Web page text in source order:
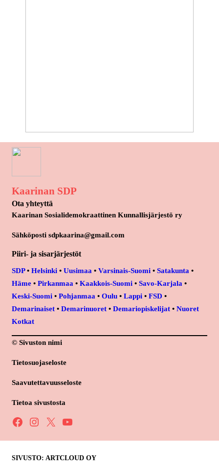
Kaarinan SDP
Ota yhteyttä
Kaarinan Sosialidemokraattinen Kunnallisjärjestö ry
Sähköposti sdpkaarina@gmail.com
Piiri- ja sisarjärjestöt
SDP• Helsinki • Uusimaa • Varsinais-Suomi • Satakunta •
Häme • Pirkanmaa • Kaakkois-Suomi • Savo-Karjala •
Keski-Suomi • Pohjanmaa • Oulu • Lappi • FSD •
Demarinaiset • Demarinuoret • Demariopiskelijat • Nuoret
Kotkat
© Sivuston nimi
Tietosuojaseloste
Saavutettavuusseloste
Tietoa sivustosta
Facebook Instagram X YouTube
SIVUSTO: ARTCLOUD OY